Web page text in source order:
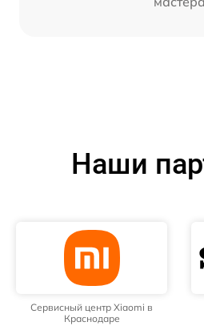
Наши
Сервисный центр Xiaomi в
Краснодаре